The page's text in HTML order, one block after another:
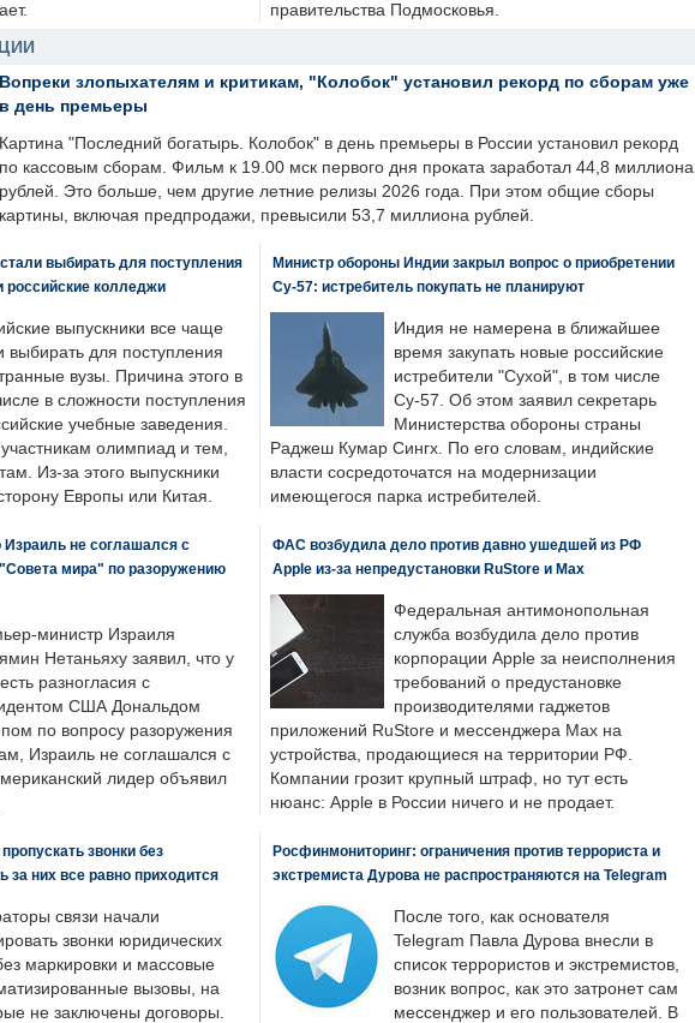
правительства Подмосковья.
Вопреки злопыхателям и критикам, "Колобок" установил рекорд по сборам уже
в день премьеры
Картина "Последний богатырь. Колобок" в день премьеры в России установил рекорд
по кассовым сборам. Фильм к 19.00 мск первого дня проката заработал 44,8 миллиона
рублей. Это больше, чем другие летние релизы 2026 года. При этом общие сборы
картины, включая предпродажи, превысили 53,7 миллиона рублей.
выбирать для поступления
российские колледжи
выпускники все чаще
выбирать для поступления
вузы. Причина этого в
в сложности поступления
учебные заведения.
олимпиад и тем,
Из-за этого выпускники
Европы или Китая.
Министр обороны Индии закрыл вопрос о приобретении
Су-57: истребитель покупать не планируют
Индия не намерена в ближайшее
время закупать новые российские
истребители "Сухой", в том числе
Су-57. Об этом заявил секретарь
Министерства обороны страны
Раджеш Кумар Сингх. По его словам, индийские
власти сосредоточатся на модернизации
имеющегося парка истребителей.
Израиль не соглашался с
мира" по разоружению
министр Израиля
Нетаньяху заявил, что у
разногласия с
США Дональдом
по вопросу разоружения
Израиль не соглашался с
лидер объявил
ФАС возбудила дело против давно ушедшей из РФ
Apple из-за непредустановки RuStore и Max
Федеральная антимонопольная
служба возбудила дело против
корпорации Apple за неисполнения
требований о предустановке
производителями гаджетов
приложений RuStore и мессенджера Max на
устройства, продающиеся на территории РФ.
Компании грозит крупный штраф, но тут есть
нюанс: Apple в России ничего и не продает.
звонки без
за них все равно приходится
связи начали
звонки юридических
маркировки и массовые
вызовы, на
не заключены договоры.
Росфинмониторинг: ограничения против террориста и
экстремиста Дурова не распространяются на Telegram
После того, как основателя
Telegram Павла Дурова внесли в
список террористов и экстремистов,
возник вопрос, как это затронет сам
мессенджер и его пользователей. В